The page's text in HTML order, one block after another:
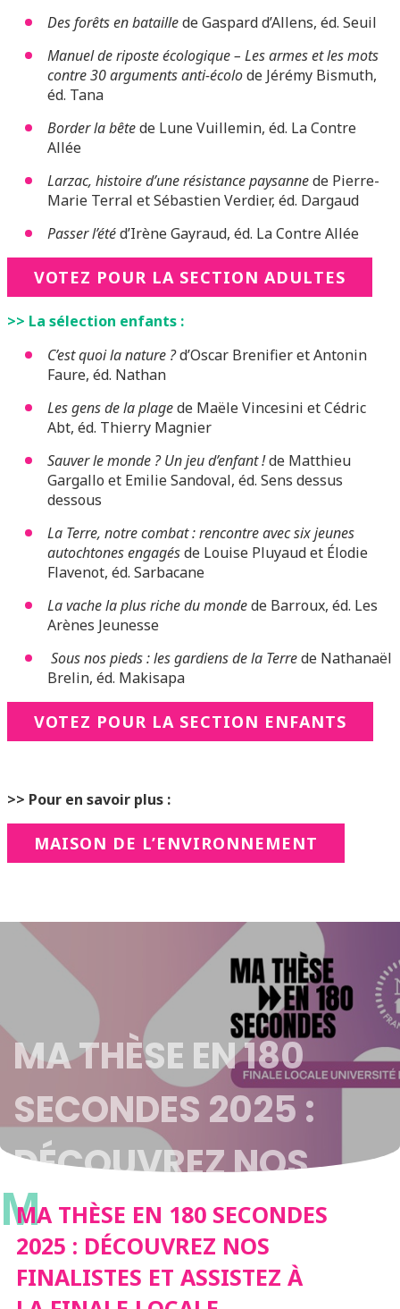
Des forêts en bataillede Gaspard d’Allens, éd. Seuil
Manuel de riposte écologique – Les armes et les mots
contre 30 arguments anti-écolode Jérémy Bismuth,
éd. Tana
Border la bêtede Lune Vuillemin, éd. La Contre
Allée
Larzac, histoire d’une résistance paysannede Pierre-
Marie Terral et Sébastien Verdier, éd. Dargaud
Passer l’étéd’Irène Gayraud, éd. La Contre Allée
VOTEZ POUR LA SECTION ADULTES
>> La sélection enfants :
C’est quoi la nature ?d’Oscar Brenifier et Antonin
Faure, éd. Nathan
Les gens de la plagede Maële Vincesini et Cédric
Abt, éd. Thierry Magnier
Sauver le monde ? Un jeu d’enfant !de Matthieu
Gargallo et Emilie Sandoval, éd. Sens dessus
dessous
La Terre, notre combat : rencontre avec six jeunes
autochtones engagésde Louise Pluyaud et Élodie
Flavenot, éd. Sarbacane
La vache la plus riche du mondede Barroux, éd. Les
Arènes Jeunesse
Sous nos pieds : les gardiens de la Terrede Nathanaël
Brelin, éd. Makisapa
VOTEZ POUR LA SECTION ENFANTS
>> Pour en savoir plus :
MAISON DE L’ENVIRONNEMENT
MA THÈSE EN 180
SECONDES 2025 :
DÉCOUVREZ NOS
FINALISTES ET
ASSISTEZ À LA FINALE
M
MA THÈSE EN 180 SECONDES
2025 : DÉCOUVREZ NOS
FINALISTES ET ASSISTEZ À